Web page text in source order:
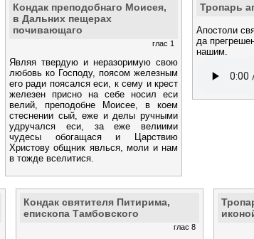
Кондак преподобнаго Моисея,
в Дальних пещерах
почивающаго
глас 1
Являя твердую и неразоримую свою
любовь ко Господу, поясом железным
его ради поясался еси, к сему и крест
железен присно на себе носил еси
велий, преподобне Моисее, в коем
стеснении сый, еже и делы ручными
удручался еси, за еже велиими
чудесы обогащася и Царствию
Христову общник явлься, моли и нам
в тожде вселитися.
Тропарь
Апостоли
да
нашим.
Кондак святителя Питирима,
епископа Тамбовского
глас 8